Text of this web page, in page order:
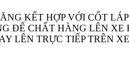
KẾT HỢP VỚI CỐT
ĐỂ CHẤT HÀNG LÊN
LÊN TRỰC TIẾP TRÊN